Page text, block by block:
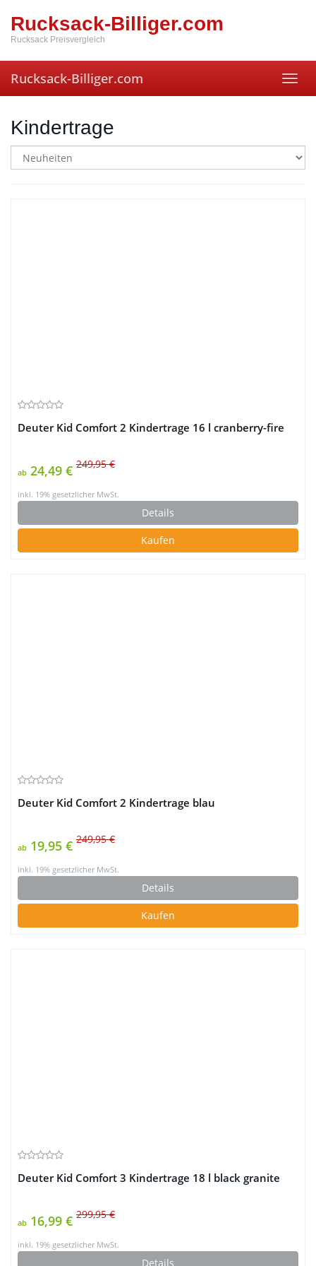
mainRucksack-Billiger.com
Rucksack Preisvergleich
Rucksack-Billiger.com
Kindertrage
Deuter Kid Comfort 2 Kindertrage 16 l cranberry-fire
ab 24,49 € 249,95 €
inkl. 19% gesetzlicher MwSt.
Details
Kaufen
Deuter Kid Comfort 2 Kindertrage blau
ab 19,95 € 249,95 €
inkl. 19% gesetzlicher MwSt.
Details
Kaufen
Deuter Kid Comfort 3 Kindertrage 18 l black granite
ab 16,99 € 299,95 €
inkl. 19% gesetzlicher MwSt.
Details